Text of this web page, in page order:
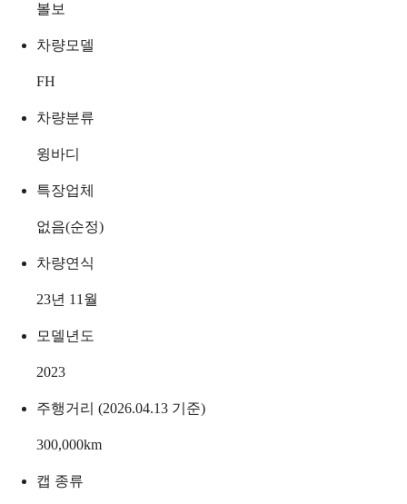
볼보
차량모델
FH
차량분류
윙바디
특장업체
없음(순정)
차량연식
23년 11월
모델년도
2023
주행거리 (2026.04.13 기준)
300,000km
캡 종류